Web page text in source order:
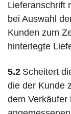
Lieferanschrift
bei Auswahl
Kunden zum
hinterlegte
5.2 Scheitert
die der Kunde
dem Verkäufer